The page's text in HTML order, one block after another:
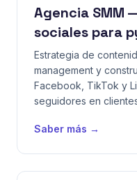
Agencia SMM
sociales para
Estrategia de
management y
Facebook, TikTok y
seguidores en
Saber más →